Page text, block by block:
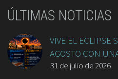
ÚLTIMAS NOTICIAS
VIVE EL ECLIPSE
AGOSTO CON
31 de julio de 2026